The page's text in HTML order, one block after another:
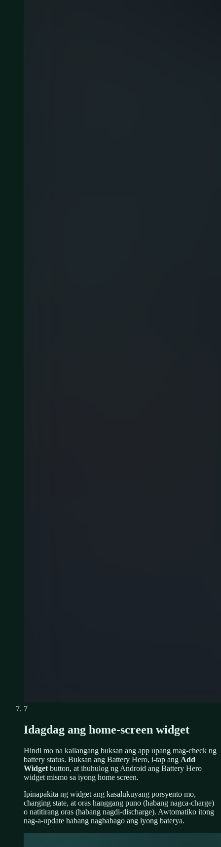
7
Idagdag ang home-screen widget
Hindi mo na kailangang buksan ang app upang mag-check ng
battery status. Buksan ang Battery Hero, i-tap ang Add
Widget button, at ihuhulog ng Android ang Battery Hero
widget mismo sa iyong home screen.
Ipinapakita ng widget ang kasalukuyang porsyento mo,
charging state, at oras hanggang puno (habang nagca-charge)
o natitirang oras (habang nagdi-discharge). Awtomatiko itong
nag-a-update habang nagbabago ang iyong baterya.